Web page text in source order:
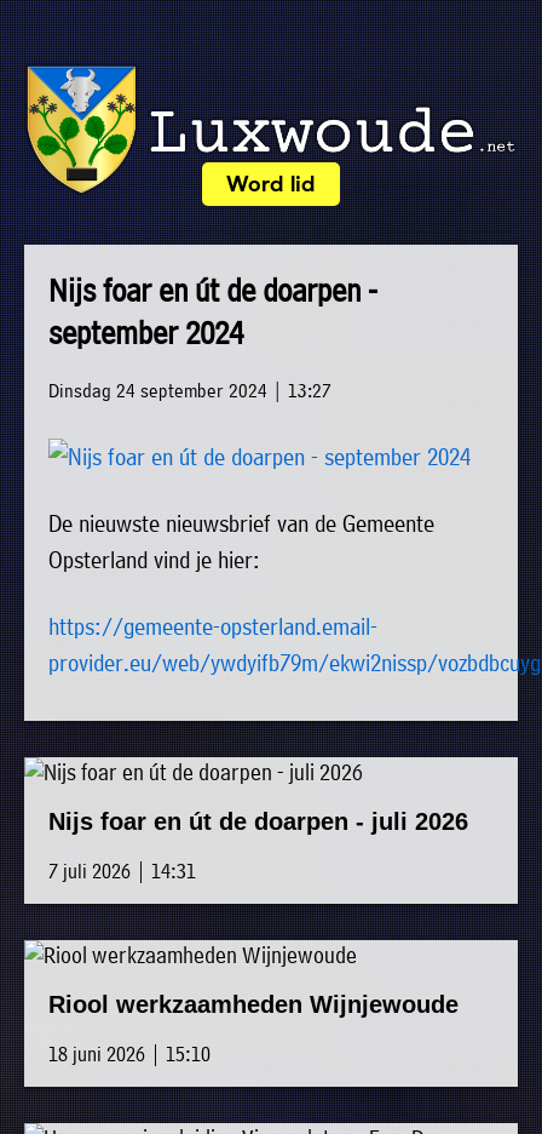
Word lid
Nijs foar en út de doarpen -
september 2024
Dinsdag 24 september 2024 | 13:27
De nieuwste nieuwsbrief van de Gemeente
Opsterland vind je hier:
https://gemeente-opsterland.email-
provider.eu/web/ywdyifb79m/ekwi2nissp/
Nijs foar en út de doarpen - juli 2026
7 juli 2026 | 14:31
Riool werkzaamheden Wijnjewoude
18 juni 2026 | 15:10
»
Welkom
Verenigingen
Bedrijven
belang
Informatie
lidmaatschap
»
't
Foto's
»
Historische
Luxwoude.net
website@luxwoude.net
Plaatselijk
belang
Op
bestaat
bestuur
uit
volgende
personen:
Voorzitter
vacant
Secretaris
Michiel
Modderman
Penningmeester
vacant
lid
Hoen
Algemeen
lid
Ids
de
Haan